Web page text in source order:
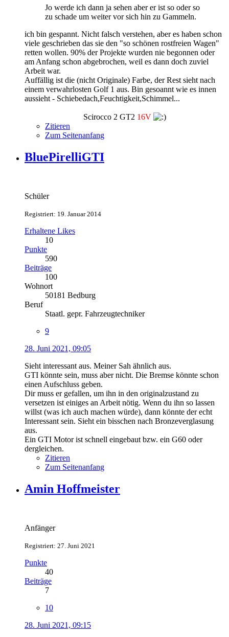
Jo werde ich dann ja sehen aber er ist so oder so
zu schade um weiter vor sich hin zu Gammeln.
ich bin gespannt. Nicht falsch verstehen, aber es haben schon
viele geschrieben das sie den "so schönen rostfreien Wagen"
retten wollen. 90% der Projekte wurden nie begonnen oder
am Anfang schon abgebrochen, weil es dann doch zuviel
Arbeit war.
Auffällig ist die (nicht Originale) Farbe, der Rest sieht nach
einem verwahrlosten Golf 1 aus. Bin gesoannt wie es innen
aussieht - Schiebedach,Feuchtigkeit,Schimmel...
Scirocco 2 GT2 16V
Zitieren
Zum Seitenanfang
BluePirelliGTI
Schüler
Registriert: 19. Januar 2014
Erhaltene Likes
10
Punkte
590
Beiträge
100
Wohnort
50181 Bedburg
Beruf
Staatl. gepr. Fahrzeugtechniker
9
28. Juni 2021, 09:05
Sieht interessant aus. Meiner Sah ähnlich aus.
GTI könnte sein, muss aber nicht. Die Bremse könnte schon
einen Aufschluss geben.
Dir muss er gefallen, um ihn in den originalzustand zu
versetzen ist einiges an Arbeit nötig. Wenn du ihn so lassen
willst (was ich auch machen würde), dann könnte der echt
Interessant sein. Sieht ein bisschen nach Bronzeverglasung
aus.
Ein GTI Motor ist schnell eingebaut bzw. ein G60 oder
dergleichen.
Zitieren
Zum Seitenanfang
Amin Hoffmeister
Anfänger
Registriert: 27. Juni 2021
Punkte
40
Beiträge
7
10
28. Juni 2021, 09:15